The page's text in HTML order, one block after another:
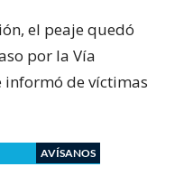
el peaje quedó
por la Vía
informó de víctimas
AVÍSANOS